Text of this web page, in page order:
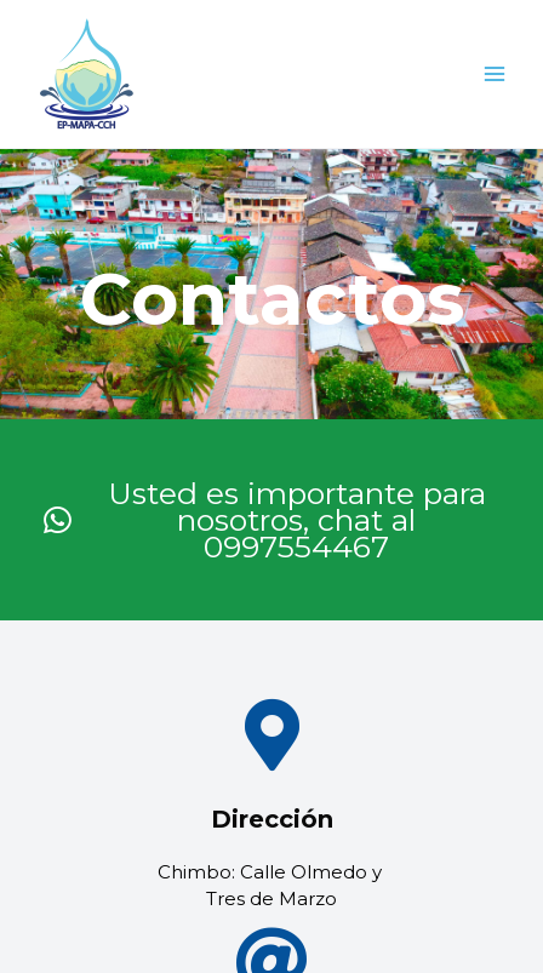
contenido
Contactos
Usted es importante para
nosotros, chat al
0997554467
Dirección
Chimbo: Calle Olmedo y
Tres de Marzo